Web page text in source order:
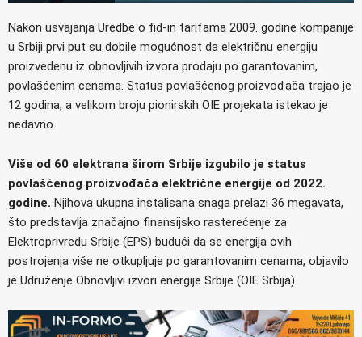
Nakon usvajanja Uredbe o fid-in tarifama 2009. godine kompanije
u Srbiji prvi put su dobile mogućnost da električnu energiju
proizvedenu iz obnovljivih izvora prodaju po garantovanim,
povlašćenim cenama. Status povlašćenog proizvođača trajao je
12 godina, a velikom broju pionirskih OIE projekata istekao je
nedavno.
Više od 60 elektrana širom Srbije izgubilo je status
povlašćenog proizvođača električne energije od 2022.
godine. Njihova ukupna instalisana snaga prelazi 36 megavata,
što predstavlja značajno finansijsko rasterećenje za
Elektroprivredu Srbije (EPS) budući da se energija ovih
postrojenja više ne otkupljuje po garantovanim cenama, objavilo
je Udruženje Obnovljivi izvori energije Srbije (OIE Srbija).